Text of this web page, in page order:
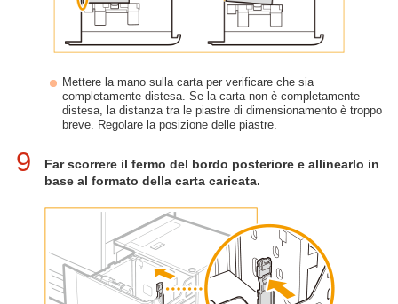
Mettere la mano sulla carta per verificare che sia
completamente distesa. Se la carta non è completamente
distesa, la distanza tra le piastre di dimensionamento è troppo
breve. Regolare la posizione delle piastre.
9
Far scorrere il fermo del bordo posteriore e allinearlo in
base al formato della carta caricata.